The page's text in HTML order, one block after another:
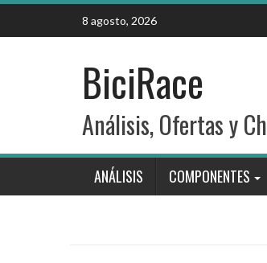
Skip
content
8 agosto, 2026
BiciRace
Análisis, Ofertas y
ANÁLISIS COMPONENTES